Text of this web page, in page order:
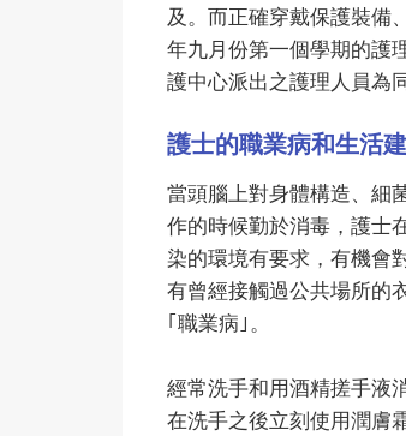
及。而正確穿戴保護裝備
年九月份第一個學期的護
護中心派出之護理人員為
護士的職業病和生活
當頭腦上對身體構造、細
作的時候勤於消毒，護士
染的環境有要求，有機會
有曾經接觸過公共場所的
｢職業病｣。
經常洗手和用酒精搓手液
在洗手之後立刻使用潤膚